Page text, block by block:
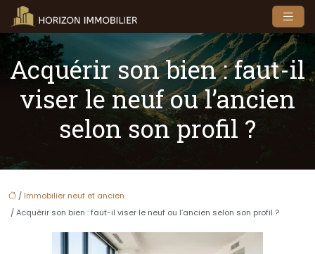
Acquérir son bien : faut-il
viser le neuf ou l’ancien
selon son profil ?
/ Immobilier neuf et ancien
/ Acquérir son bien : faut-il viser le neuf ou l’ancien selon son profil ?